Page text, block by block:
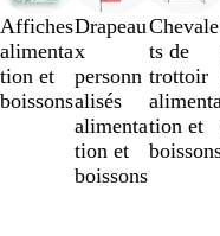
Affiches
alimenta
tion et
boissons
Drapeau
x
personn
alisés
alimenta
tion et
boissons
Chevale
ts de
trottoir
tion et
sur
7